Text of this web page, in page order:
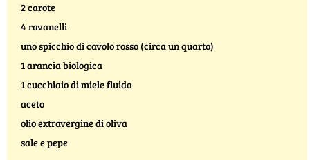
2 carote
4 ravanelli
uno spicchio di cavolo rosso (circa un quarto)
1 arancia biologica
1 cucchiaio di miele fluido
aceto
olio extravergine di oliva
sale e pepe